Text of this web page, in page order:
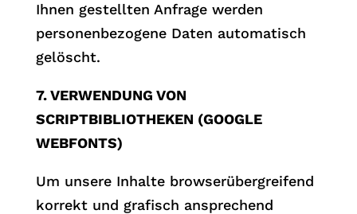
Ihnen gestellten Anfrage werden
personenbezogene Daten automatisch
gelöscht.
7. VERWENDUNG VON
SCRIPTBIBLIOTHEKEN (GOOGLE
WEBFONTS)
Um unsere Inhalte browserübergreifend
korrekt und grafisch ansprechend